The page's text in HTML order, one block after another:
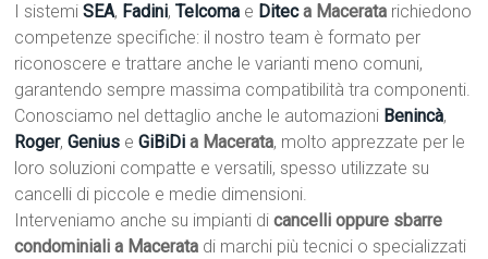
I sistemiSEA, Fadini,Telcoma e Diteca Macerata richiedono
competenze specifiche: il nostro team è formato per
riconoscere e trattare anche le varianti meno comuni,
garantendo sempre massima compatibilità tra componenti.
Conosciamo nel dettaglio anche le automazioni Benincà,
Roger,Genius eGiBiDi a Macerata, molto apprezzate per le
loro soluzioni compatte e versatili, spesso utilizzate su
cancelli di piccole e medie dimensioni.
Interveniamo anche su impianti dicancelli oppure sbarre
condominiali a Macerata di marchi più tecnici o specializzati